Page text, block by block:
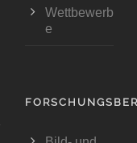
Wettbewerb
e